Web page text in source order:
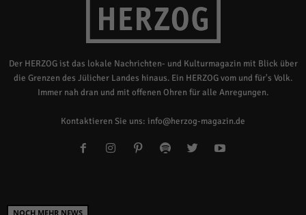
Der HERZOG ist das lokale Nachrichten- und Kulturmagazin mit Blick über
die Grenzen des Jülicher Landes hinaus. Ein HERZOG vom und für's Volk.
Immer nah dran und mit offenen Ohren für alle Anregungen.
Kontaktieren Sie uns: info@herzog-magazin.de
NOCH MEHR NEWS